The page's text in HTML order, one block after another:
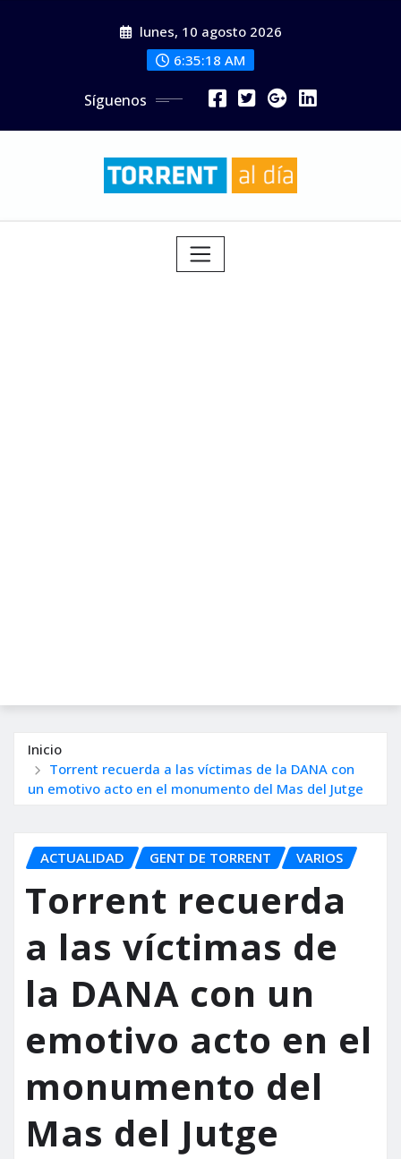
lunes, 10 agosto 2026
6:35:20 AM
Síguenos
Inicio
Torrent recuerda a las víctimas de la DANA con
un emotivo acto en el monumento del Mas del Jutge
ACTUALIDAD GENT DE TORRENT VARIOS
Torrent recuerda
a las víctimas de
la DANA con un
emotivo acto en el
monumento del
Mas del Jutge